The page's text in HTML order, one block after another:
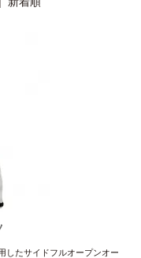
したサイドフルオープンオー